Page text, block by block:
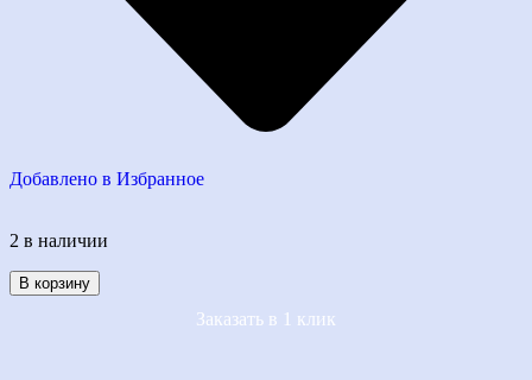
Добавлено в Избранное
2 в наличии
В корзину
Заказать в 1 клик